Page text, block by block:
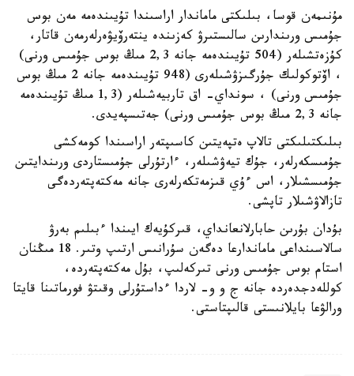
مۇنىمەن قوسا، بىلىكتى ماماندار اراسىندا تۇيىندەمە مەن بوس
جۇمىس ورىندارىن سالىستىرۋ كەزىندە ينتەرۆيۋەرلەرمەن قاتار،
كۇزەتشىلەر (504 تۇيىندەمە جانە 2,3 مىڭ بوس جۇمىس ورنى)
، اۆتوكولىك جۇرگىزۋشىلەرى (948 تۇيىندەمە جانە 2 مىڭ بوس
جۇمىس ورنى) ، سونداي- اق تاربيەشىلەر (1,3 مىڭ تۇيىندەمە
جانە 2,3 مىڭ بوس جۇمىس ورنى) جەتىسپەيدى.
بىلىكتىلىكتى تالاپ ەتپەيتىن كاسىپتەر اراسىندا كومەكشى
جۇمىسكەرلەر، جۇك تيەۋشىلەر، ءارتۇرلى جۇمىستاردى ورىندايتىن
جۇمىسشىلار، اس ءۇي قىزمەتكەرلەرى جانە مەكتەپتەردەگى
تازالاۋشىلار تاپشى.
بۇدان بۇرىن حابارلانعانداي، قىركۇيەك ايىندا ءبىلىم بەرۋ
سالاسىنداعى ماماندارعا دەگەن سۇرانىس ارتىپ وتىر. 18 مىڭنان
استام بوس جۇمىس ورنى تىركەلىپ، بۇل مەكتەپتەردە،
كوللەدجدەردە جانە ج و و- لاردا ءداستۇرلى وقىتۋ فورماتىنا قايتا
ورالۋعا بايلانىستى قالىپتاستى.